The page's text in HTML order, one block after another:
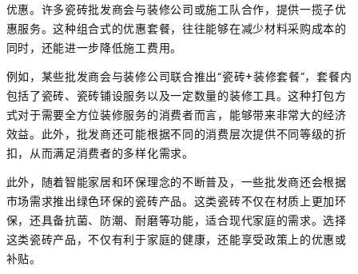
优惠。许多瓷砖批发商会与装修公司或施工队合作，提供一揽子优
惠服务。这种组合式的优惠套餐，往往能够在减少材料采购成本的
同时，还能进一步降低施工费用。
例如，某些批发商会与装修公司联合推出“瓷砖+装修套餐”，套餐内
包括了瓷砖、瓷砖铺设服务以及一定数量的装修工具。这种打包方
式对于需要全方位装修服务的消费者而言，能够带来非常大的经济
效益。此外，批发商还可能根据不同的消费层次提供不同等级的折
扣，从而满足消费者的多样化需求。
此外，随着智能家居和环保理念的不断普及，一些批发商还会根据
市场需求推出绿色环保的瓷砖产品。这类瓷砖不仅在材质上更加环
保，还具备抗菌、防潮、耐磨等功能，适合现代家庭的需求。选择
这类瓷砖产品，不仅有利于家庭的健康，还能享受政策上的优惠或
补贴。